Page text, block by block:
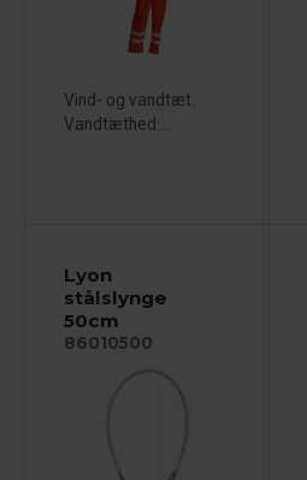
Vind- og vandtæt.
Vandtæthed:...
Lyon
stålslynge
50cm
86010500